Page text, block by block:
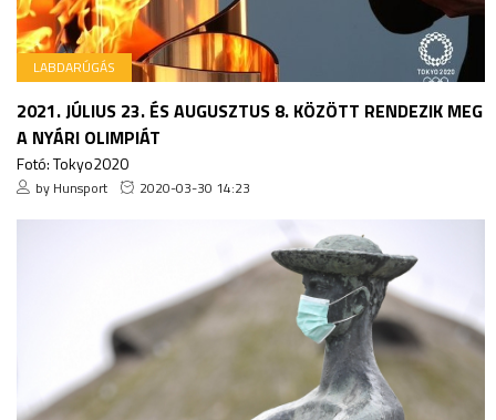
LABDARÚGÁS
2021. JÚLIUS 23. ÉS AUGUSZTUS 8. KÖZÖTT RENDEZIK MEG
A NYÁRI OLIMPIÁT
Fotó: Tokyo2020
by Hunsport 2020-03-30 14:23